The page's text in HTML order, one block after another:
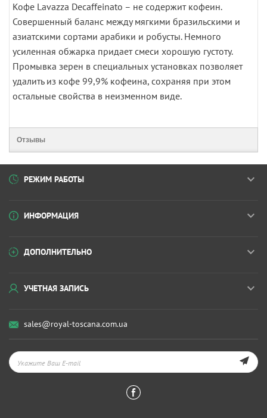
Кофе Lavazza Decaffeinato – не содержит кофеин.
Совершенный баланс между мягкими бразильскими и
азиатскими сортами арабики и робусты. Немного
усиленная обжарка придает смеси хорошую густоту.
Промывка зерен в специальных установках позволяет
удалить из кофе 99,9% кофеина, сохраняя при этом
остальные свойства в неизменном виде.
Отзывы
РЕЖИМ РАБОТЫ
ИНФОРМАЦИЯ
ДОПОЛНИТЕЛЬНО
УЧЕТНАЯ ЗАПИСЬ
sales@royal-toscana.com.ua